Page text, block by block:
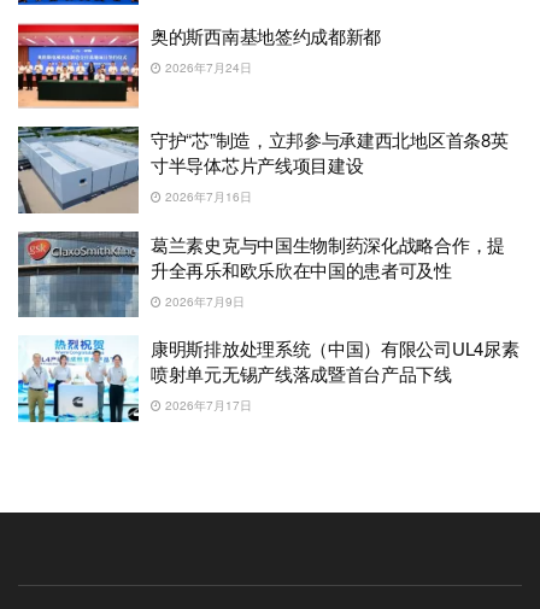
奥的斯西南基地签约成都新都
2026年7月24日
守护“芯”制造，立邦参与承建西北地区首条8英
寸半导体芯片产线项目建设
2026年7月16日
葛兰素史克与中国生物制药深化战略合作，提
升全再乐和欧乐欣在中国的患者可及性
2026年7月9日
康明斯排放处理系统（中国）有限公司UL4尿素
喷射单元无锡产线落成暨首台产品下线
2026年7月17日